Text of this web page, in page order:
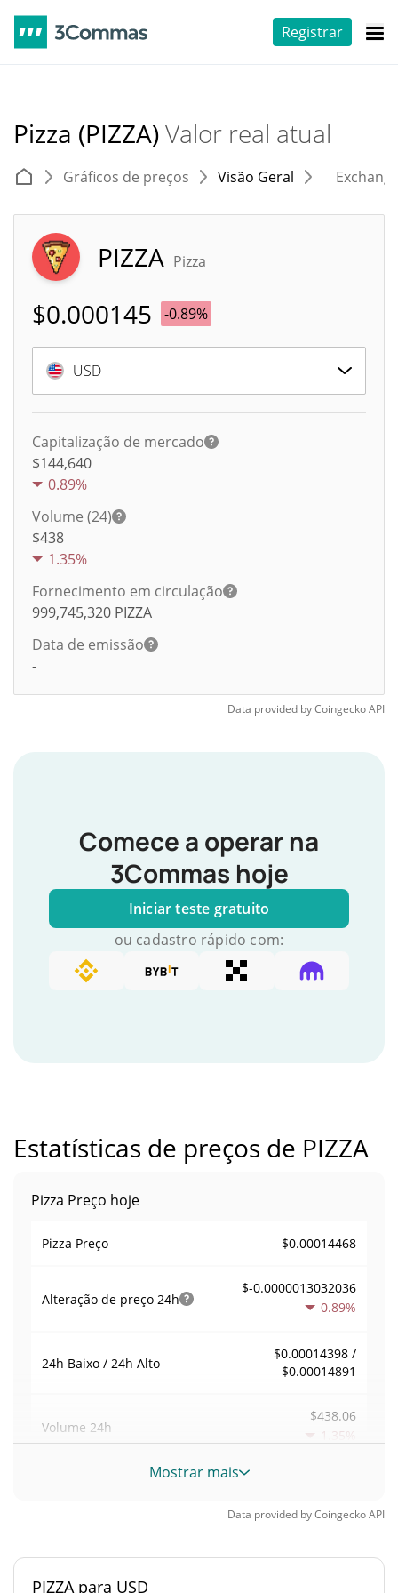
Registrar
Pizza (PIZZA)Valor real atual
Gráficos de preços Visão Geral
PIZZA Pizza
$0.000145 -0.89%
USD
Capitalização de mercado
$144,640
0.89%
Volume (24)
$438
1.35%
Fornecimento em circulação
999,745,320 PIZZA
Data de emissão
-
Data provided byCoingeckoAPI
Comece a operar na
3Commas hoje
Iniciar teste gratuito
ou cadastro rápido com:
Estatísticas de preços de PIZZA
Pizza Preço hoje
Pizza Preço $0.00014468
Alteração de preço 24h
$-0.0000013032036
0.89%
24h Baixo / 24h Alto
$0.00014398 /
$0.00014891
Volume 24h
$438.06
1.35%
Volume / Limite de
Mostrar mais
Data provided byCoingeckoAPI
PIZZA para USD